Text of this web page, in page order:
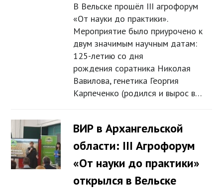
В Вельске прошёл III агрофорум
«От науки до практики».
Мероприятие было приурочено к
двум значимым научным датам:
125-летию со дня
рождения соратника Николая
Вавилова, генетика Георгия
Карпеченко (родился и вырос в…
ВИР в Архангельской
области: III Агрофорум
«От науки до практики»
открылся в Вельске